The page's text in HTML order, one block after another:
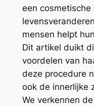
een cosmetische
mensen helpt
Dit artikel duikt
voordelen van
deze procedure
ook de innerlijke
We verkennen